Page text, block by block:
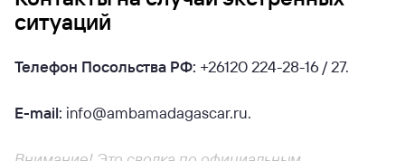
ситуаций
Телефон Посольства РФ: +26120 224-28-16 / 27.
E-mail: info@ambamadagascar.ru.